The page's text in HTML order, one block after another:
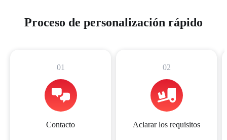
Proceso de personalización rápido
01
Contacto
02
Aclarar los requisitos